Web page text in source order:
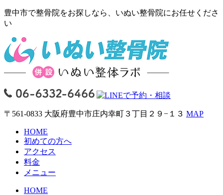
豊中市で整骨院をお探しなら、いぬい整骨院にお任せくださ
い
〒561-0833 大阪府豊中市庄内幸町３丁目２９−１３ MAP
HOME
初めての方へ
アクセス
料金
メニュー
HOME